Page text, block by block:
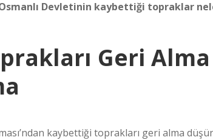
Devletinin kaybettiği topraklar
Geri
kaybettiği toprakları geri alma